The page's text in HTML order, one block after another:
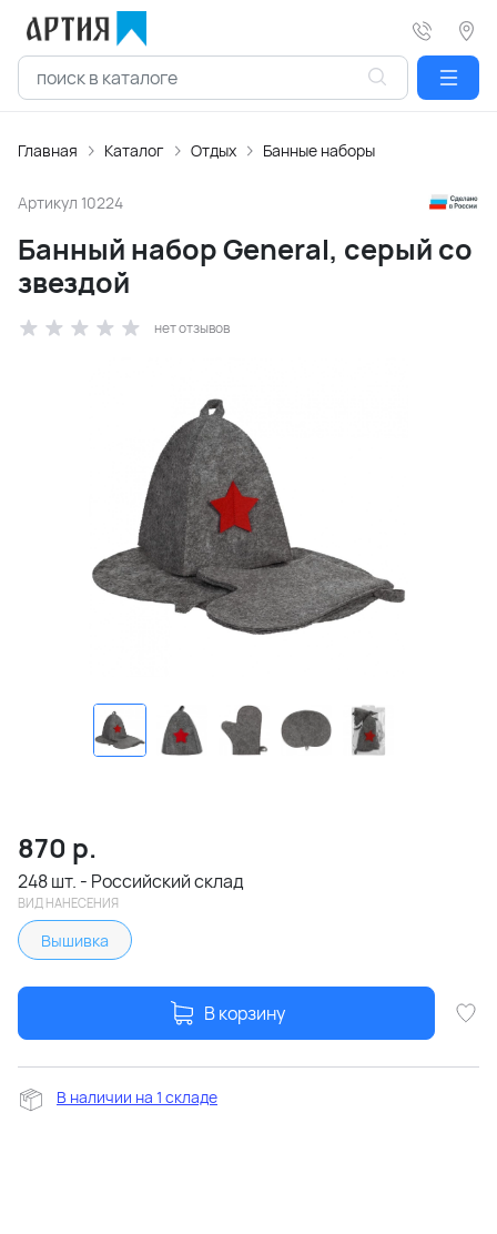
Главная Каталог Отдых Банные наборы
Артикул 10224
Банный набор General, серый со
звездой
нет отзывов
870 р.
248 шт. - Российский склад
ВИД НАНЕСЕНИЯ
Вышивка
В корзину
В наличии на 1 складе